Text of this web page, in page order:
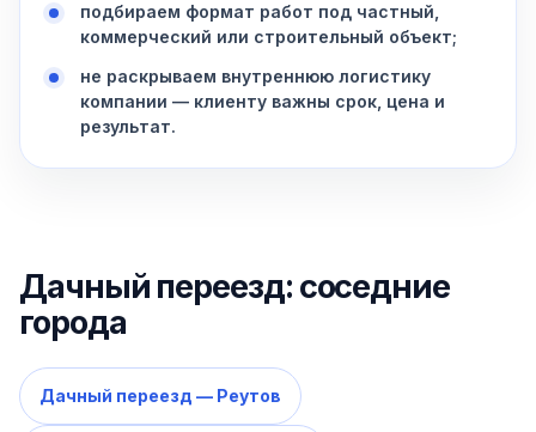
подбираем формат работ под частный,
коммерческий или строительный объект;
не раскрываем внутреннюю логистику
компании — клиенту важны срок, цена и
результат.
Дачный переезд: соседние
города
Дачный переезд — Реутов